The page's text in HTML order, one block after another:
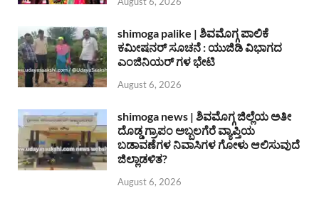
shimoga palike | ಶಿವಮೊಗ್ಗ ಪಾಲಿಕೆ
ಕಮೀಷನರ್ ಸೂಚನೆ : ಯುಜಿಡಿ ವಿಭಾಗದ
ಎಂಜಿನಿಯರ್ ಗಳ ಭೇಟಿ
August 6, 2026
shimoga news | ಶಿವಮೊಗ್ಗ ಜಿಲ್ಲೆಯ ಅತೀ
ದೊಡ್ಡ ಗ್ರಾಪಂ ಅಬ್ಬಲಗೆರೆ ವ್ಯಾಪ್ತಿಯ
ಬಡಾವಣೆಗಳ ನಿವಾಸಿಗಳ ಗೋಳು ಆಲಿಸುವುದೆ
ಜಿಲ್ಲಾಡಳಿತ?
August 6, 2026